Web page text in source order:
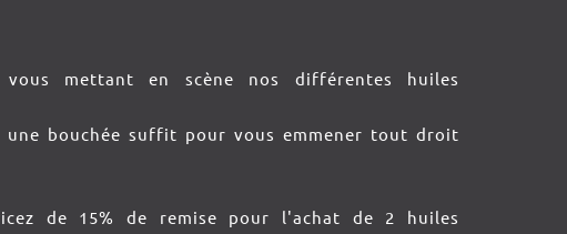
mettant en scène nos différentes huiles
une bouchée suffit pour vous emmener tout droit
de 15% de remise pour l'achat de 2 huiles